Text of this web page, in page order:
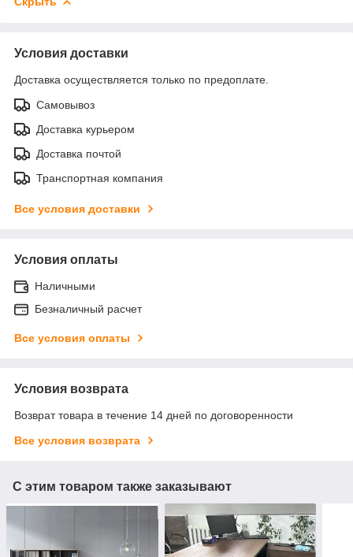
Условия доставки
Доставка осуществляется только по предоплате.
Самовывоз
Доставка курьером
Доставка почтой
Транспортная компания
Все условия доставки
Условия оплаты
Наличными
Безналичный расчет
Все условия оплаты
Условия возврата
Возврат товара в течение 14 дней по договоренности
Все условия возврата
С этим товаром также заказывают